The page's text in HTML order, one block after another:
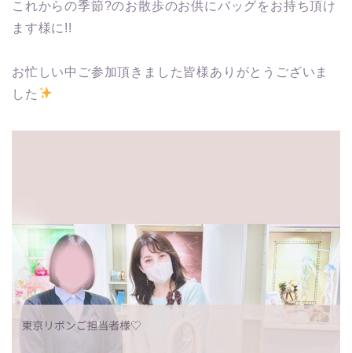
これからの季節?のお散歩のお供にバッグをお持ち頂け
ます様に!!
お忙しい中ご参加頂きました皆様ありがとうございま
した